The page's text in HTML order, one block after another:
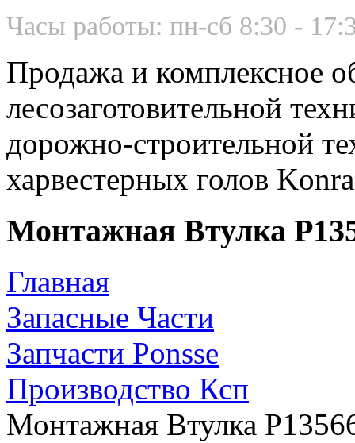
Часы работы: пн-сб 8:30 -
Продажа и комплексное
лесозаготовительной
дорожно-строительной
харвестерных голов
Монтажная Втулка
Главная
Запасные Части
Запчасти Ponsse
Производство Ксп
Монтажная Втулка